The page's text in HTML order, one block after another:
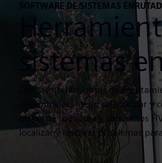
SOFTWARE DE SISTEMAS
sistemas
Con las herramientas de
ensamblajes, luego seleccionar
pistas de rodadura y conductos
localizar y resolver problemas